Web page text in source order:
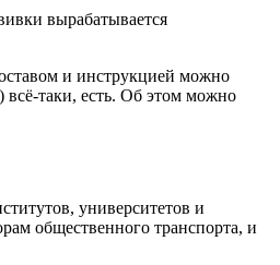
вырабатывается
и инструкцией можно
всё-таки, есть. Об этом можно
университетов и
общественного транспорта, и